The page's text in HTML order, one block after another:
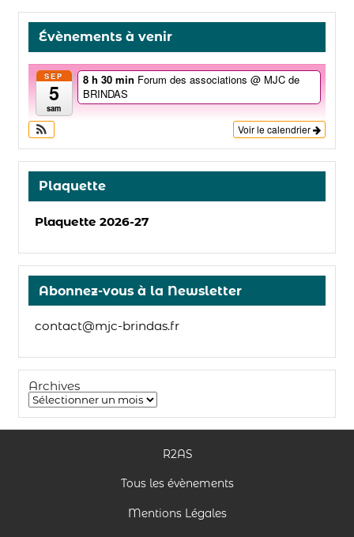
Évènements à venir
SEP
5
sam
8 h 30 min Forum des associations @ MJC de
BRINDAS
Voir le calendrier
Plaquette
Plaquette 2026-27
Abonnez-vous à la Newsletter
contact@mjc-brindas.fr
Archives
R2AS
Tous les évènements
Mentions Légales